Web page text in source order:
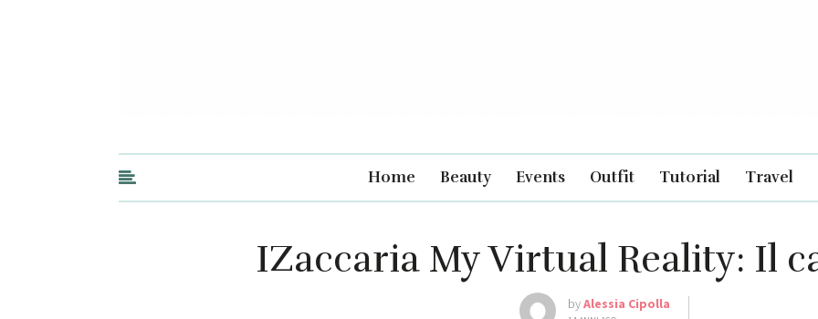
Home Beauty Events Outfit Tutorial Travel
IZaccaria My Virtual Reality: Il
byAlessia Cipolla